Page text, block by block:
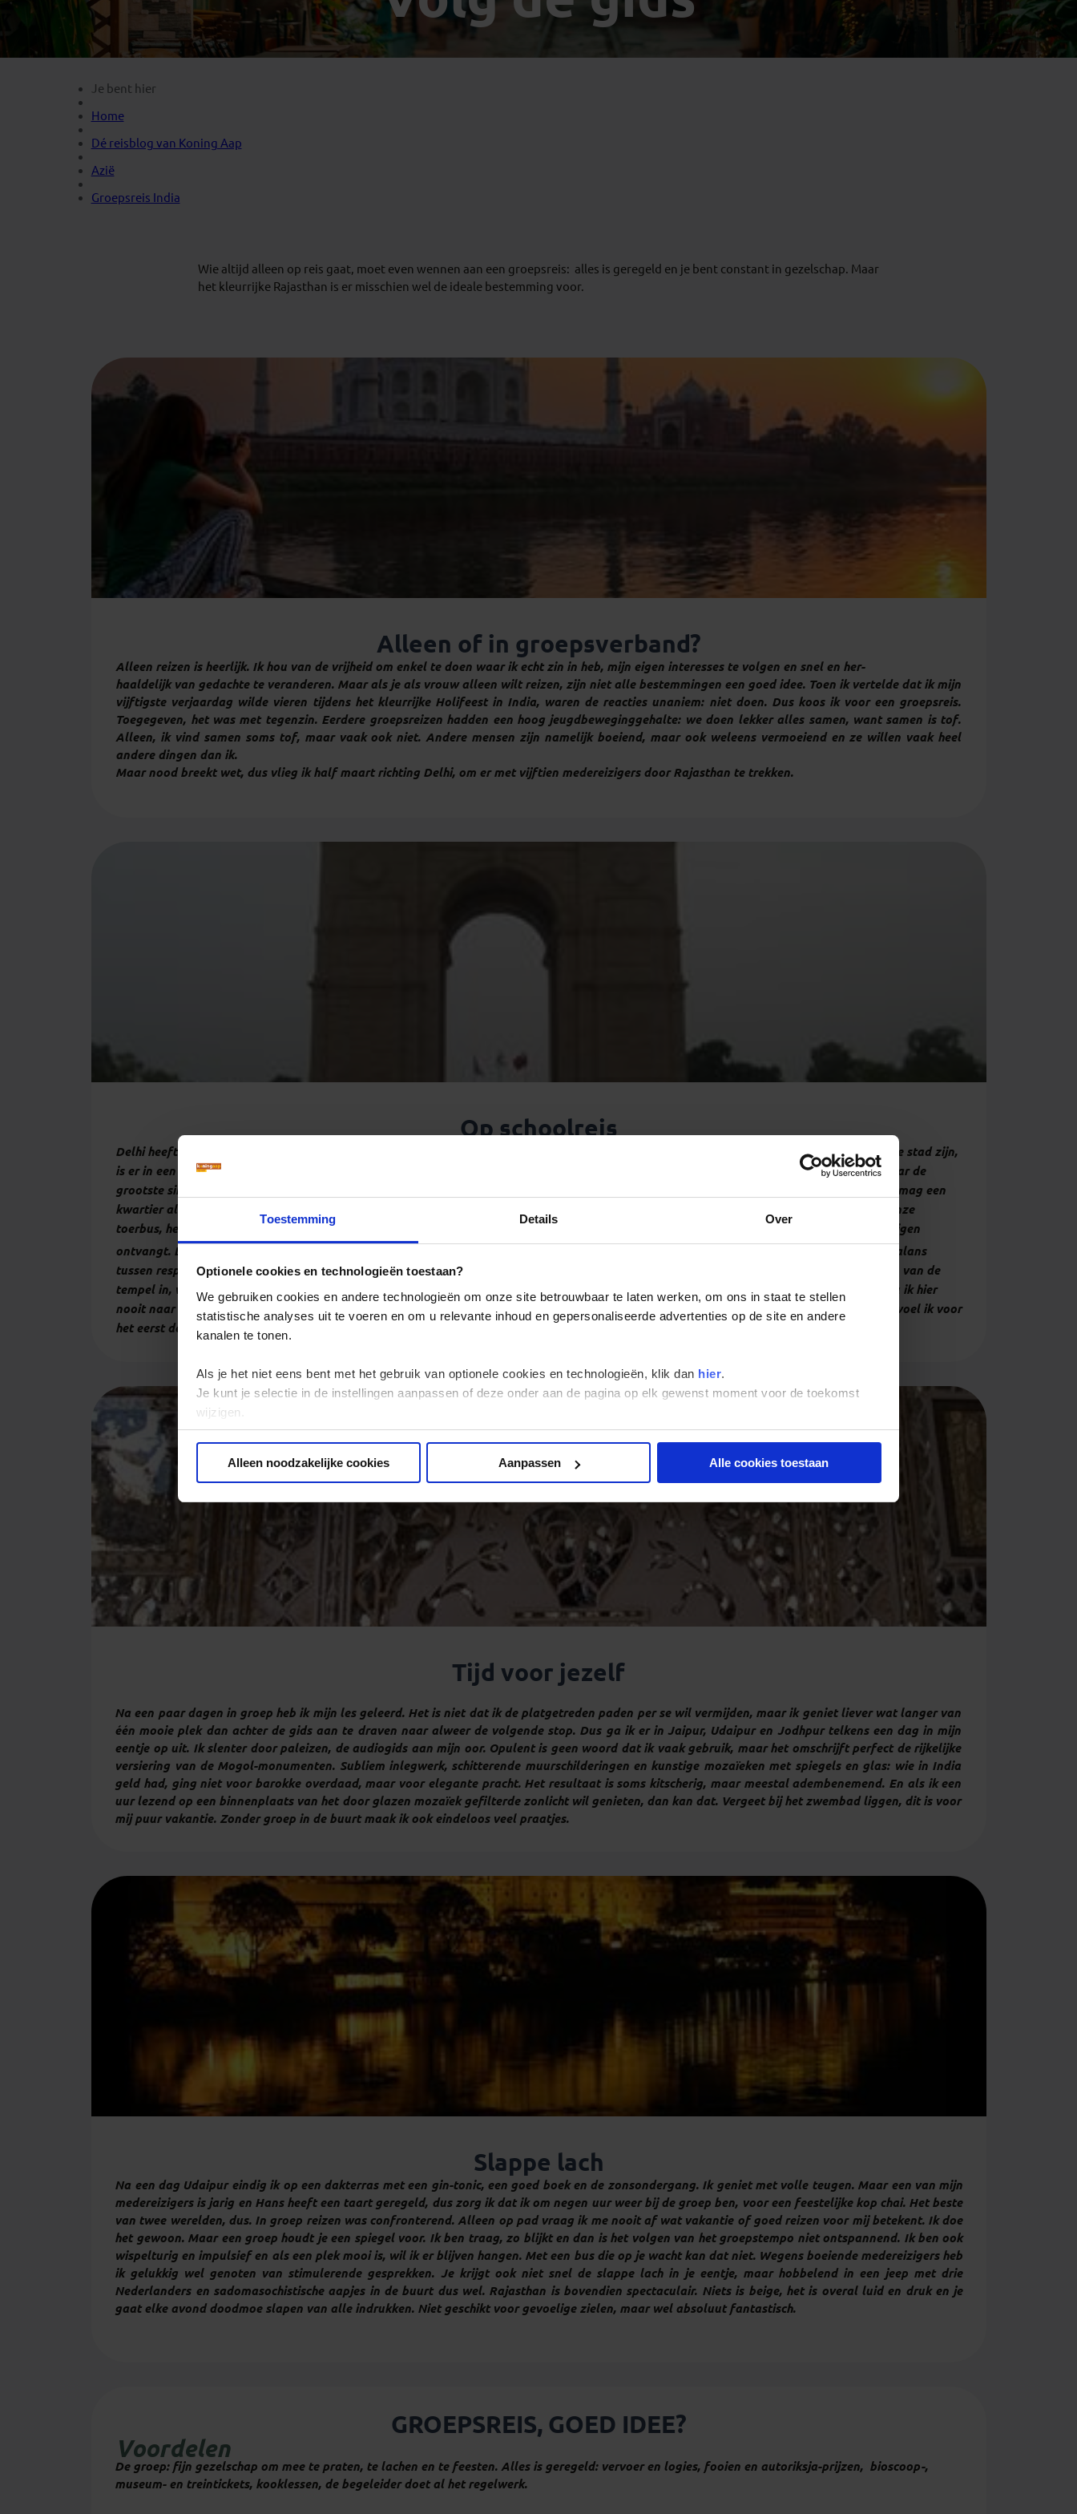
Toestemming Details Over
Optionele cookies en technologieën toestaan?
We gebruiken cookies en andere technologieën om onze site betrouwbaar te laten werken, om ons in staat te stellen
statistische analyses uit te voeren en om u relevante inhoud en gepersonaliseerde advertenties op de site en andere
kanalen te tonen.
Als je het niet eens bent met het gebruik van optionele cookies en technologieën, klik dan hier.
Je kunt je selectie in de instellingen aanpassen of deze onder aan de pagina op elk gewenst moment voor de toekomst
wijzigen.
Alleen noodzakelijke cookies
Aanpassen Alle cookies toestaan
Mongolië
(1)
(4)
Tadzjikistan
(8)
Tanzania (1)
Zimbabwe
Mexico (4)
Georgië
(4)
Emiraten(1)
Je bent hier
Home
Dé reisblog van Koning Aap
Azië
Groepsreis India
Wie altijd alleen op reis gaat, moet even wennen aan een groepsreis: alles is geregeld en je bent constant in gezelschap. Maar
het kleurrijke Rajasthan is er misschien wel de ideale bestemming voor.
Alleen of in groepsverband?
Alleen reizen is heerlijk. Ik hou van de vrijheid om enkel te doen waar ik echt zin in heb, mijn eigen interesses te volgen en snel en her-
haaldelijk van gedachte te veranderen. Maar als je als vrouw alleen wilt reizen, zijn niet alle bestemmingen een goed idee. Toen ik vertelde dat ik mijn
vijftigste verjaardag wilde vieren tijdens het kleurrijke Holifeest in India, waren de reacties unaniem: niet doen. Dus koos ik voor een groepsreis.
Toegegeven, het was met tegenzin. Eerdere groepsreizen hadden een hoog jeugdbeweginggehalte: we doen lekker alles samen, want samen is tof.
Alleen, ik vind samen soms tof, maar vaak ook niet. Andere mensen zijn namelijk boeiend, maar ook weleens vermoeiend en ze willen vaak heel
andere dingen dan ik.
Maar nood breekt wet, dus vlieg ik half maart richting Delhi, om er met vijftien medereizigers door Rajasthan te trekken.
Op schoolreis
Delhi heeft bijna 19 miljoen inwoners en volgens mij draaien ze vandaag allemaal rondjes rond India Gate. Omdat we maar één dag in deze stad zijn,
is er in een tour met gids voorzien en na stops aan de Jama Masjid-moskee, Humayuns tombe en het graf van Gandhi zijn we nu op weg naar de
grootste sikhtempel van de stad. De dag had tot nu toe een hoog schooluitstapgehalte. Bus dropt groep, groep luistert naar gids, iedereen mag een
kwartier alleen op stap, groep wacht op mensen die te laat terugkomen. Het lijkt of ik hier nog niet echt ben. Ondanks de drukte rondom onze
toerbus, heb ik Delhi nog niet geroken en geproefd. De laatste stop is Bangla Sahib,
een marmeren tempel die dagelijks duizenden gelovigen
ontvangt. Letterlijk, want in een immense eetzaal krijgen alle bezoekers te eten. Heiligdommen zijn altijd een beetje lastig als toerist; de balans
tussen respect en nieuwsgierigheid is precair. En dan blijkt een gids plots een godsgeschenk. Hansvan-Koning-Aap leidt ons recht
de keuken van de
tempel in, waar potten zo groot als badkuipen op open vuren pruttelen en tientallen mensen handenklappend chapati’s maken. Alleen zou ik hier
nooit naar binnen durven, bang voor inbreuken op de etiquette, maar allemaal op een rij blootsvoets glibberend op de natte keukenvloer, voel ik voor
het eerst de opwinding van een nieuwe plek. Hallo India.
Tijd voor jezelf
Na een paar dagen in groep heb ik mijn les geleerd. Het is niet dat ik de platgetreden paden per se wil vermijden, maar ik geniet liever wat langer van
één mooie plek dan achter de gids aan te draven naar alweer de volgende stop. Dus ga ik er in Jaipur, Udaipur en Jodhpur telkens een dag in mijn
eentje op uit. Ik slenter door paleizen, de audiogids aan mijn oor. Opulent is geen woord dat ik vaak gebruik, maar het omschrijft perfect de rijkelijke
versiering van de Mogol-monumenten. Subliem inlegwerk, schitterende muurschilderingen en kunstige mozaïeken met spiegels en glas: wie in India
geld had, ging niet voor barokke overdaad, maar voor elegante pracht. Het resultaat is soms kitscherig, maar meestal adembenemend. En als ik een
uur lezend op een binnenplaats van het door glazen mozaïek gefilterde zonlicht wil genieten, dan kan dat. Vergeet bij het zwembad liggen, dit is voor
mij puur vakantie. Zonder groep in de buurt maak ik ook eindeloos veel praatjes.
Slappe lach
Na een dag Udaipur eindig ik op een dakterras met een gin-tonic, een goed boek en de zonsondergang. Ik geniet met volle teugen. Maar een van mijn
medereizigers is jarig en Hans heeft een taart geregeld, dus zorg ik dat ik om negen uur weer bij de groep ben, voor een feestelijke kop chai. Het beste
van twee werelden, dus. In groep reizen was confronterend. Alleen op pad vraag ik me nooit af wat vakantie of goed reizen voor mij betekent. Ik doe
het gewoon. Maar een groep houdt je een spiegel voor. Ik ben traag, zo blijkt en dan is het volgen van het groepstempo niet ontspannend. Ik ben ook
wispelturig en impulsief en als een plek mooi is, wil ik er blijven hangen. Met een bus die op je wacht kan dat niet. Wegens boeiende medereizigers heb
ik gelukkig wel genoten van stimulerende gesprekken. Je krijgt ook niet snel de slappe lach in je eentje, maar hobbelend in een jeep met drie
Nederlanders en sadomasochistische aapjes in de buurt dus wel. Rajasthan is bovendien spectaculair. Niets is beige, het is overal luid en druk en je
gaat elke avond doodmoe slapen van alle indrukken. Niet geschikt voor gevoelige zielen, maar wel absoluut fantastisch.
GROEPSREIS, GOED IDEE?
Voordelen
De groep: fijn gezelschap om mee te praten, te lachen en te feesten. Alles is geregeld: vervoer en logies, fooien en autoriksja-prijzen, bioscoop-,
museum- en treintickets, kooklessen, de begeleider doet al het regelwerk.